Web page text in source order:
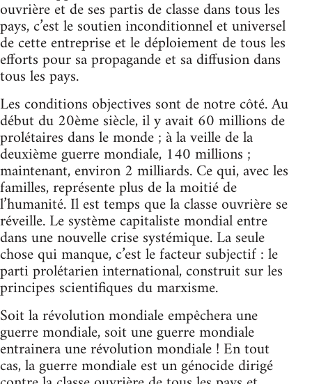
ouvrière et de ses partis de classe dans tous les
pays, c’est le soutien inconditionnel et universel
de cette entreprise et le déploiement de tous les
efforts pour sa propagande et sa diffusion dans
tous les pays.
Les conditions objectives sont de notre côté. Au
début du 20ème siècle, il y avait 60 millions de
prolétaires dans le monde ; à la veille de la
deuxième guerre mondiale, 140 millions ;
maintenant, environ 2 milliards. Ce qui, avec les
familles, représente plus de la moitié de
l’humanité. Il est temps que la classe ouvrière se
réveille. Le système capitaliste mondial entre
dans une nouvelle crise systémique. La seule
chose qui manque, c’est le facteur subjectif : le
parti prolétarien international, construit sur les
principes scientifiques du marxisme.
Soit la révolution mondiale empêchera une
guerre mondiale, soit une guerre mondiale
entrainera une révolution mondiale ! En tout
cas, la guerre mondiale est un génocide dirigé